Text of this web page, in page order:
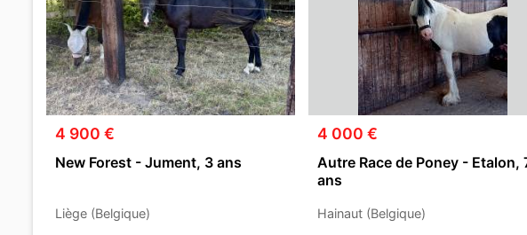
4 900 €
New Forest - Jument, 3 ans
Liège (Belgique)
4 000 €
Autre Race de Poney - Etalon,
ans
Hainaut (Belgique)